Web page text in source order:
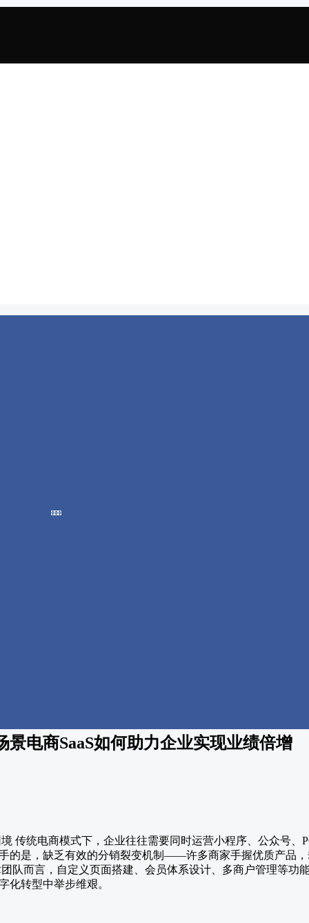
景电商SaaS如何助力企业实现业绩倍增
传统电商模式下，企业往往需要同时运营小程序、公众号、
的是，缺乏有效的分销裂变机制——许多商家手握优质产品
队而言，自定义页面搭建、会员体系设计、多商户管理等功
化转型中举步维艰。